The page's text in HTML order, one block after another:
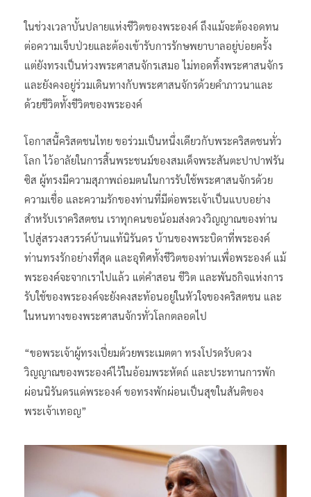
ในช่วงเวลาบั้นปลายแห่งชีวิตของพระองค์ ถึงแม้จะต้องอดทน
ต่อความเจ็บป่วยและต้องเข้ารับการรักษพยาบาลอยู่บ่อยครั้ง
แต่ยังทรงเป็นห่วงพระศาสนจักรเสมอ ไม่ทอดทิ้งพระศาสนจักร
และยังคงอยู่ร่วมเดินทางกับพระศาสนจักรด้วยคำภาวนาและ
ด้วยชีวิตทั้งชีวิตของพระองค์
โอกาสนี้คริสตชนไทย ขอร่วมเป็นหนึ่งเดียวกับพระคริสตชนทั่ว
โลก ไว้อาลัยในการสิ้นพระชนม์ของสมเด็จพระสันตะปาปาฟรัน
ซิส ผู้ทรงมีความสุภาพถ่อมตนในการรับใช้พระศาสนจักรด้วย
ความเชื่อ และความรักของท่านที่มีต่อพระเจ้าเป็นแบบอย่าง
สำหรับเราคริสตชน เราทุกคนขอน้อมส่งดวงวิญญาณของท่าน
ไปสู่สรวงสวรรค์บ้านแท้นิรันดร บ้านของพระบิดาที่พระองค์
ท่านทรงรักอย่างที่สุด และอุทิศทั้งชีวิตของท่านเพื่อพระองค์ แม้
พระองค์จะจากเราไปแล้ว แต่คำสอน ชีวิต และพันธกิจแห่งการ
รับใช้ของพระองค์จะยังคงสะท้อนอยู่ในหัวใจของคริสตชน และ
ในหนทางของพระศาสนจักรทั่วโลกตลอดไป
“ขอพระเจ้าผู้ทรงเปี่ยมด้วยพระเมตตา ทรงโปรดรับดวง
วิญญาณของพระองค์ไว้ในอ้อมพระหัตถ์ และประทานการพัก
ผ่อนนิรันดรแด่พระองค์ ขอทรงพักผ่อนเป็นสุขในสันติของ
พระเจ้าเทอญ”